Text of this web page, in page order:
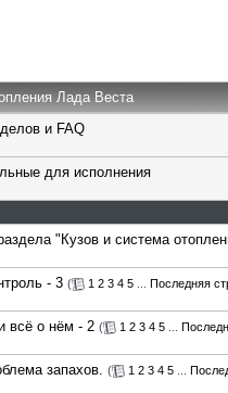
Лада Веста
и FAQ
для исполнения
"Кузов и система
- 3 ( 1 2 3 4 5
Последняя
всё о нём - 2 ( 1 2 3 4 5
запахов. ( 1 2 3 4 5